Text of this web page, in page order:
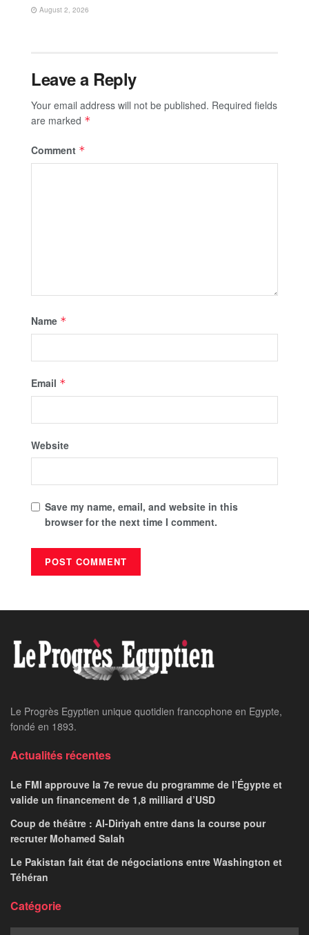
August 2, 2026
Leave a Reply
Your email address will not be published. Required fields
are marked *
Comment *
Name *
Email *
Website
Save my name, email, and website in this
browser for the next time I comment.
Le Progrès Egyptien unique quotidien francophone en Egypte,
fondé en 1893.
Actualités récentes
Le FMI approuve la 7e revue du programme de l’Égypte et
valide un financement de 1,8 milliard d’USD
Coup de théâtre : Al-Diriyah entre dans la course pour
recruter Mohamed Salah
Le Pakistan fait état de négociations entre Washington et
Téhéran
Catégorie